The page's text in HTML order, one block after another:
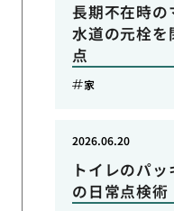
長期不在時の
水道の元栓を
点
家
トイレのパ
の日常点検術
2026.06.20